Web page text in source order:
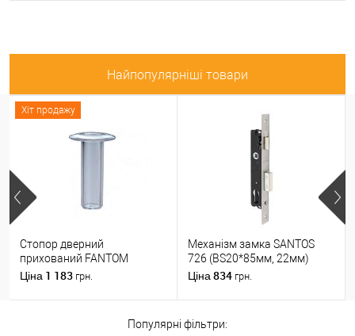
Найпопулярніші товари
Хіт продажу
Стопор дверний
прихований FANTOM
PREMIUM магнітний
Ціна 1 183 грн.
Механізм замка SANTOS
726 (BS20*85мм, 22мм)
матовий хром
Ціна 834 грн.
Популярні фільтри: